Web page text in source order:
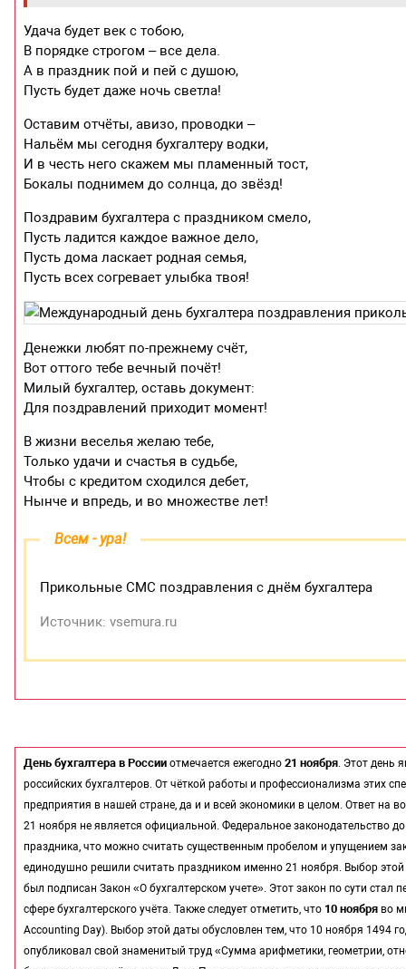
Удача будет век с тобою,
В порядке строгом – все дела.
А в праздник пой и пей с душою,
Пусть будет даже ночь светла!
Оставим отчёты, авизо, проводки –
Нальём мы сегодня бухгалтеру водки,
И в честь него скажем мы пламенный тост,
Бокалы поднимем до солнца, до звёзд!
Поздравим бухгалтера с праздником смело,
Пусть ладится каждое важное дело,
Пусть дома ласкает родная семья,
Пусть всех согревает улыбка твоя!
Денежки любят по-прежнему счёт,
Вот оттого тебе вечный почёт!
Милый бухгалтер, оставь документ:
Для поздравлений приходит момент!
В жизни веселья желаю тебе,
Только удачи и счастья в судьбе,
Чтобы с кредитом сходился дебет,
Нынче и впредь, и во множестве лет!
Всем - ура!
Прикольные СМС поздравления с днём бухгалтера
Источник: vsemura.ru
День бухгалтера в России отмечается ежегодно21 ноября. Этот день
российских бухгалтеров. От чёткой работы и профессионализма этих
предприятия в нашей стране, да и и всей экономики в целом. Ответ на
21 ноября не является официальной. Федеральное законодательство
праздника, что можно считать существенным пробелом и упущением
единодушно решили считать праздником именно 21 ноября. Выбор
был подписан Закон «О бухгалтерском учете». Этот закон по сути
сфере бухгалтерского учёта. Также следует отметить, что 10 ноября во
Accounting Day). Выбор этой даты обусловлен тем, что 10 ноября 1494
опубликовал свой знаменитый труд «Сумма арифметики, геометрии,